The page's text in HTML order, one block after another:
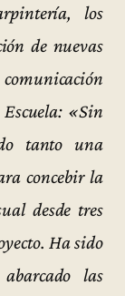
los
de nuevas
«Sin
tanto una
concebir la
desde tres
Ha sido
las